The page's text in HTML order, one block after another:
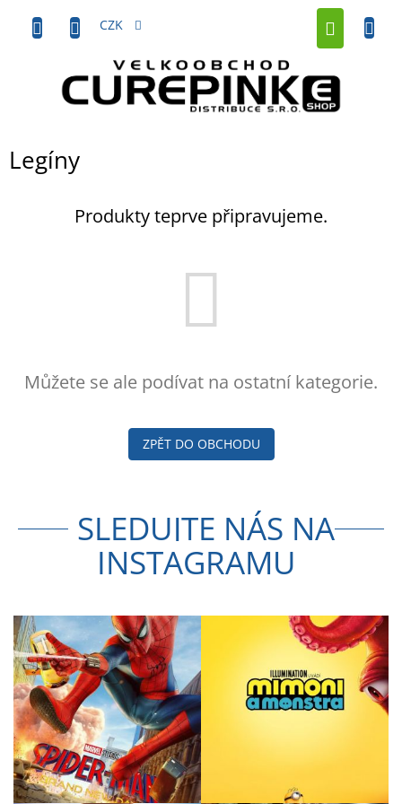
obsah
CZK
Legíny
Produkty teprve připravujeme.
Můžete se ale podívat na ostatní kategorie.
ZPĚT DO OBCHODU
SLEDUJTE NÁS NA
INSTAGRAMU